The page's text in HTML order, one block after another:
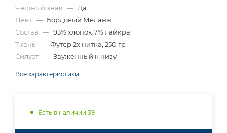
Честный знак — Да
Цвет — Бордовый Меланж
Состав — 93% хлопок,7% лайкра
Ткань — Футер 2х нитка, 250 гр
Силуэт — Зауженный к низу
Все характеристики
Есть в наличии 39